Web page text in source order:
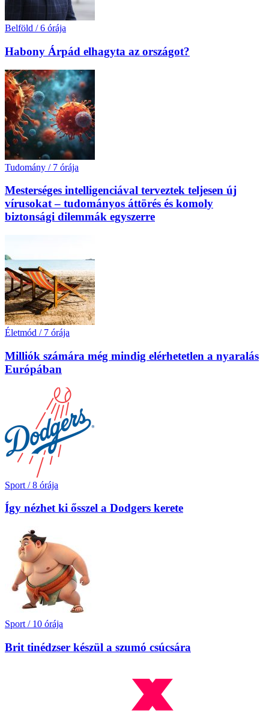
Belföld / 6 órája
Habony Árpád elhagyta az országot?
Tudomány / 7 órája
Mesterséges intelligenciával terveztek teljesen új
vírusokat – tudományos áttörés és komoly
biztonsági dilemmák egyszerre
Életmód / 7 órája
Milliók számára még mindig elérhetetlen a nyaralás
Európában
Sport / 8 órája
Így nézhet ki ősszel a Dodgers kerete
Sport / 10 órája
Brit tinédzser készül a szumó csúcsára